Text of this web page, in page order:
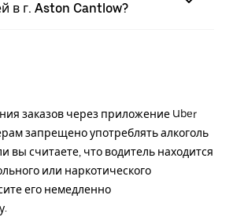
в г. Aston Cantlow?
заказов через приложение Uber
запрещено употреблять алкоголь
вы считаете, что водитель находится
или наркотического
его немедленно